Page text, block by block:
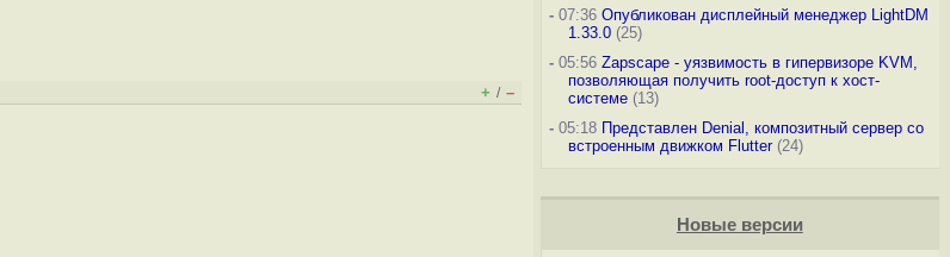
+ / –
-07:36 Опубликован дисплейный менеджер LightDM
1.33.0(25)
-05:56 Zapscape - уязвимость в гипервизоре KVM,
позволяющая получить root-доступ к хост-
системе(13)
-05:18 Представлен Denial, композитный сервер со
встроенным движком Flutter(24)
Новые версии